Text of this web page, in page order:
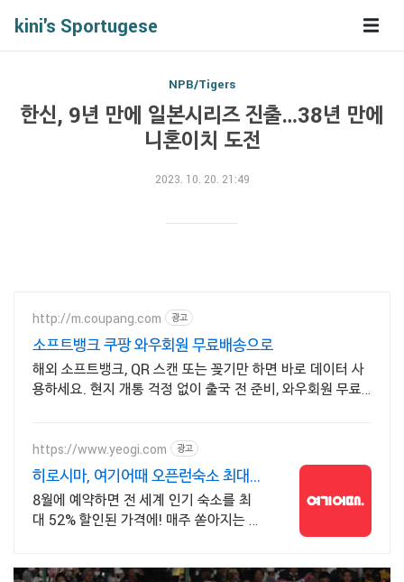
kini's Sportugese
NPB/Tigers
한신, 9년 만에 일본시리즈 진출…38년 만에
니혼이치 도전
2023. 10. 20. 21:49
http://m.coupang.com 광고
소프트뱅크 쿠팡 와우회원 무료배송으로
해외 소프트뱅크, QR 스캔 또는 꽂기만 하면 바로 데이터 사
용하세요. 현지 개통 걱정 없이 출국 전 준비, 와우회원 무료
https://www.yeogi.com 광고
히로시마, 여기어때 오픈런숙소 최대
81% 할인
8월에 예약하면 전 세계 인기 숙소를 최
대 52% 할인된 가격에! 매주 쏟아지는 다